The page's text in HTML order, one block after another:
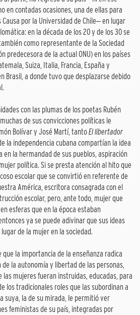
en contadas ocasiones, una de ellas para
por la Universidad de Chile‒ en lugar
en la década de los 20 y de los 30 se
como representante de la Sociedad
predecesora de la actual ONU) en los países
Suiza, Italia, Francia, España y
Brasil, a donde tuvo que desplazarse debido
con las plumas de los poetas Rubén
de sus convicciones políticas le
Bolívar y José Martí, tantoEl libertador
la independencia cubana compartían la idea
en la hermandad de sus pueblos, aspiración
política. Si se presta atención al hito que
escolar que se convirtió en referente de
América, escritora consagrada con el
escolar, pero, ante todo, mujer que
esferas que en la época estaban
ya se puede adivinar que sus ideas
de la mujer en la sociedad.
que la importancia de la enseñanza radica
la autonomía y libertad de las personas,
las mujeres fueran instruidas, educadas, para
los tradicionales roles que las subordinan a
suya, la de su mirada, le permitió ver
feministas de su país, integradas por